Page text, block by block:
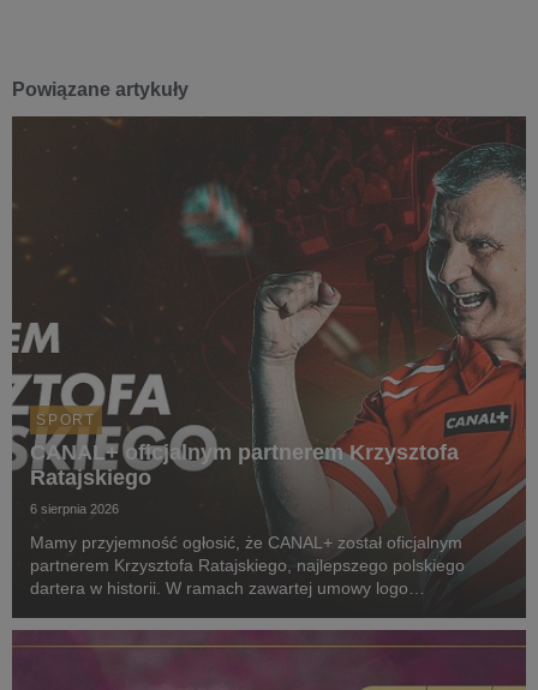
Powiązane artykuły
SPORT
CANAL+ oficjalnym partnerem Krzysztofa
Ratajskiego
6 sierpnia 2026
Mamy przyjemność ogłosić, że CANAL+ został oficjalnym
partnerem Krzysztofa Ratajskiego, najlepszego polskiego
dartera w historii. W ramach zawartej umowy logo
startowych naszego zawodnika podczas